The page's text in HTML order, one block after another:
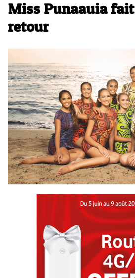
Miss Punaauia
retour